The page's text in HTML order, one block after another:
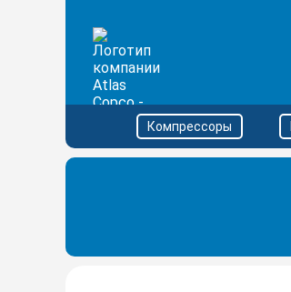
Компрессоры